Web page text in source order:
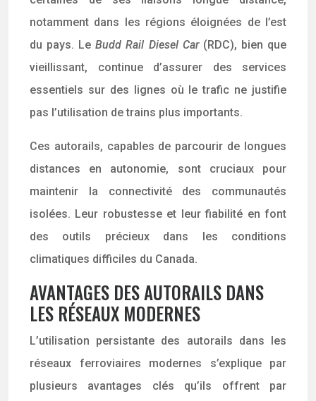
notamment dans les régions éloignées de l’est
du pays. LeBudd Rail Diesel Car (RDC), bien que
vieillissant, continue d’assurer des services
essentiels sur des lignes où le trafic ne justifie
pas l’utilisation de trains plus importants.
Ces autorails, capables de parcourir de longues
distances en autonomie, sont cruciaux pour
maintenir la connectivité des communautés
isolées. Leur robustesse et leur fiabilité en font
des outils précieux dans les conditions
climatiques difficiles du Canada.
AVANTAGES DES AUTORAILS DANS
LES RÉSEAUX MODERNES
L’utilisation persistante des autorails dans les
réseaux ferroviaires modernes s’explique par
plusieurs avantages clés qu’ils offrent par